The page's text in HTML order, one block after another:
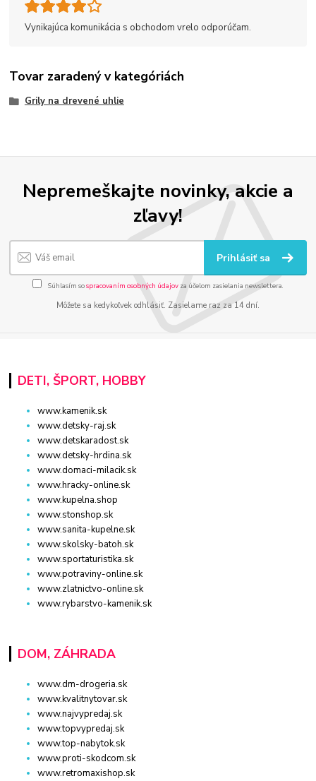
Vynikajúca komunikácia s obchodom vrelo odporúčam.
Tovar zaradený v kategóriách
Grily na drevené uhlie
Nepremeškajte novinky, akcie a
zľavy!
Prihlásiť sa
Súhlasím sospracovaním osobných údajov za účelom zasielania newslettera.
Môžete sa kedykoľvek odhlásiť. Zasielame raz za 14 dní.
DETI, ŠPORT, HOBBY
www.kamenik.sk
www.detsky-raj.sk
www.detskaradost.sk
www.detsky-hrdina.sk
www.domaci-milacik.sk
www.hracky-online.sk
www.kupelna.shop
www.stonshop.sk
www.sanita-kupelne.sk
www.skolsky-batoh.sk
www.sportaturistika.sk
www.potraviny-online.sk
www.zlatnictvo-online.sk
www.rybarstvo-kamenik.sk
DOM, ZÁHRADA
www.dm-drogeria.sk
www.kvalitnytovar.sk
www.najvypredaj.sk
www.topvypredaj.sk
www.top-nabytok.sk
www.proti-skodcom.sk
www.retromaxishop.sk